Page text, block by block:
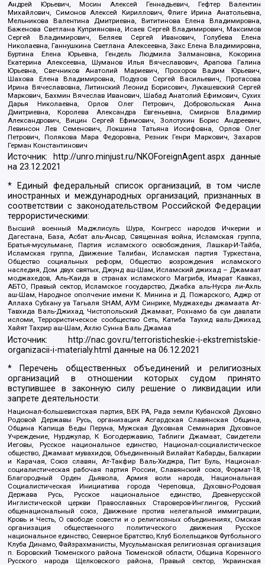
Андрей Юрьевич, Мосин Алексей Геннадьевич, Гефтер Валентин
Михайлович, Симонов Алексей Кириллович, Флиге Ирина Анатольевна,
Мельникова Валентина Дмитриевна, Вититинова Елена Владимировна,
Баженова Светлана Куприяновна, Исаев Сергей Владимирович, Максимов
Сергей Владимирович, Беляев Сергей Иванович, Голубева Елена
Николаевна, Ганнушкина Светлана Алексеевна, Закс Елена Владимировна,
Буртина Елена Юрьевна, Гендель Людмила Залмановна, Кокорина
Екатерина Алексеевна, Шуманов Илья Вячеславович, Арапова Галина
Юрьевна, Свечников Анатолий Мариевич, Прохоров Вадим Юрьевич,
Шахова Елена Владимировна, Подузов Сергей Васильевич, Протасова
Ирина Вячеславовна, Литинский Леонид Борисович, Лукашевский Сергей
Маркович, Бахмин Вячеслав Иванович, Шабад Анатолий Ефимович, Сухих
Дарья Николаевна, Орлов Олег Петрович, Добровольская Анна
Дмитриевна, Королева Александра Евгеньевна, Смирнов Владимир
Александрович, Вицин Сергей Ефимович, Золотухин Борис Андреевич,
Левинсон Лев Семенович, Локшина Татьяна Иосифовна, Орлов Олег
Петрович, Полякова Мара Федоровна, Резник Генри Маркович, Захаров
Герман Константинович
Источник: http://unro.minjust.ru/NKOForeignAgent.aspxданные
на23.12.2021
* Единый федеральный список организаций, в том числе
иностранных и международных организаций, признанных в
соответствии с законодательством Российской Федерации
террористическими:
Высший военный Маджлисуль Шура, Конгресс народов Ичкерии и
Дагестана, База, Асбат аль-Ансар, Священная война, Исламская группа,
Братья-мусульмане, Партия исламского освобождения, Лашкар-И-Тайба,
Исламская группа, Движение Талибан, Исламская партия Туркестана,
Общество социальных реформ, Общество возрождения исламского
наследия, Дом двух святых, Джунд аш-Шам, Исламский джихад – Джамаат
моджахедов, Аль-Каида в странах исламского Магриба, Имарат Кавказ,
АБТО, Правый сектор, Исламское государство, Джабха аль-Нусра ли-Ахль
аш-Шам, Народное ополчение имени К. Минина и Д. Пожарского, Аджр от
Аллаха Субхану уа Тагьаля SHAM, АУМ Синрике, Муджахеды джамаата Ат-
Тавхида Валь-Джихад, Чистопольский Джамаат, Рохнамо ба суи давлати
исломи, Террористическое сообщество Сеть, Катиба Таухид валь-Джихад,
Хайят Тахрир аш-Шам, Ахлю Сунна Валь Джамаа
Источник:
http://nac.gov.ru/terroristicheskie-i-ekstremistskie-
organizacii-i-materialy.html данные на06.12.2021
* Перечень общественных объединений и религиозных
организаций в отношении которых судом принято
вступившее в законную силу решение о ликвидации или
запрете деятельности:
Национал-большевистская партия, ВЕК РА, Рада земли Кубанской Духовно
Родовой Державы Русь, организация Асгардская Славянская Община,
Община Капища Веды Перуна, Мужская Духовная Семинария Духовное
Учреждение, Нурджулар, К Богодержавию, Таблиги Джамаат, Свидетели
Иеговы, Русское национальное единство, Национал-социалистическое
общество, Джамаат мувахидов, Объединенный Вилайат Кабарды, Балкарии
и Карачая, Союз славян, Ат-Такфир Валь-Хиджра, Пит Буль, Национал-
социалистическая рабочая партия России, Славянский союз, Формат-18,
Благородный Орден Дьявола, Армия воли народа, Национальная
Социалистическая Инициатива города Череповца, Духовно-Родовая
Держава Русь, Русское национальное единство, Древнерусской
Инглистической церкви Православных Староверов-Инглингов, Русский
общенациональный союз, Движение против нелегальной иммиграции,
Кровь и Честь, О свободе совести и о религиозных объединениях, Омская
организация общественного политического движения Русское
национальное единство, Северное Братство, Клуб Болельщиков Футбольного
Клуба Динамо, Файзрахманисты, Мусульманская религиозная организация
п. Боровский Тюменского района Тюменской области, Община Коренного
Русского народа Щелковского района, Правый сектор, Украинская